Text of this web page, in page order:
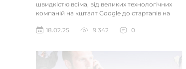
швидкістю всіма, від великих технологічних
компаній на кшталт Google до стартапів на
18.02.25
9 342 0